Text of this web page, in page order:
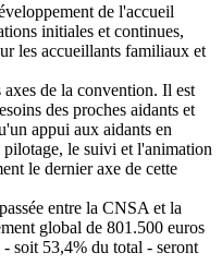
de l'accueil
initiales et continues,
les accueillants familiaux et
de la convention. Il est
des proches aidants et
appui aux aidants en
le suivi et l'animation
le dernier axe de cette
entre la CNSA et la
global de 801.500 euros
soit 53,4% du total - seront